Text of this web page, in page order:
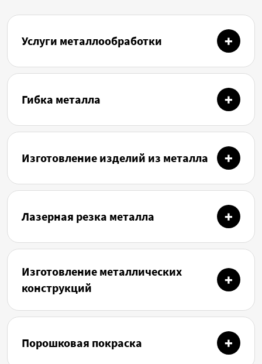
Услуги металлообработки
Гибка металла
Изготовление изделий из металла
Лазерная резка металла
Изготовление металлических
конструкций
Порошковая покраска